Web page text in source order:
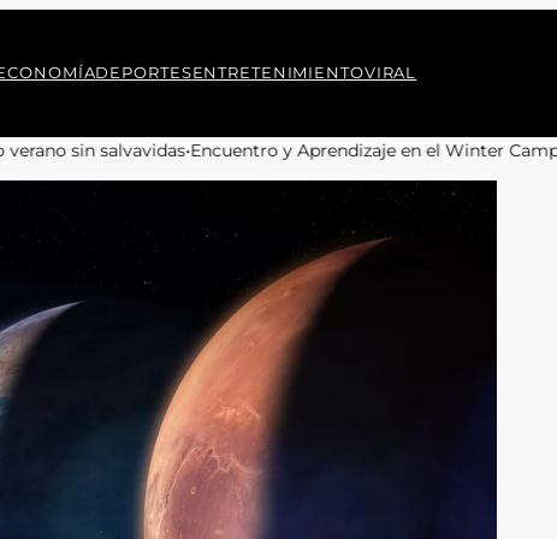
DEPORTESENTRETENIMIENTOVIRAL
y Aprendizaje en el Winter Camp 2026 para Jóvenes de